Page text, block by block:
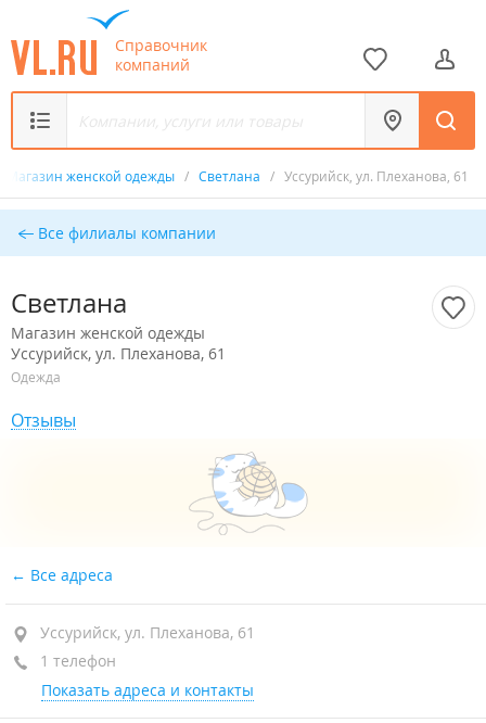
Справочник
компаний
Магазин женской одежды / Светлана / Уссурийск, ул. Плеханова, 61
Все филиалы компании
Светлана
Магазин женской одежды
Уссурийск, ул. Плеханова, 61
Одежда
Отзывы
Все адреса
Уссурийск, ул. Плеханова, 61
1 телефон
Показать адреса и контакты